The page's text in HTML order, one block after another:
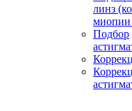
линз
миопии
Подбор